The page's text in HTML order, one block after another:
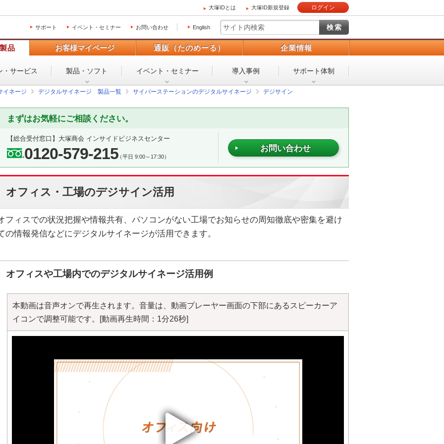
大塚IDとは 大塚ID新規登録 ログイン
サポート イベント・セミナー お問い合わせ English
品 お客様マイページ 通販（たのめーる） 企業情報
サービス 製品・ソフト イベント・ セミナー 導入事例 サポート体制
イネージ デジタルサイネージ 製品一覧 サイバーステーションのデジタルサイネージ デジサイン
まずはお気軽にご相談ください。
【総合受付窓口】 大塚商会 インサイドビジネスセンター
0120-579-215（平日 9:00～17:30）
お問い合わせ
オフィス・工場のデジサイン活用
フィスでの状況把握や情報共有、パソコンがない工場でお知らせの周知徹底や密集を避け
の情報発信などにデジタルサイネージが活用できます。
オフィスや工場内でのデジタルサイネージ活用例
本動画は音声オンで再生されます。音量は、動画プレーヤー画面の下部にあるスピーカーア
イコンで調整可能です。
[動画再生時間：1分26秒]